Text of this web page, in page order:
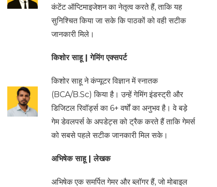
कंटेंट ऑप्टिमाइजेशन का नेतृत्व करते हैं, ताकि यह
सुनिश्चित किया जा सके कि पाठकों को वही सटीक
जानकारी मिले।
किशोर साहू |गेमिंग एक्सपर्ट
किशोर साहू ने कंप्यूटर विज्ञान में स्नातक
(BCA/B.Sc) किया है। उन्हें गेमिंग इंडस्ट्री और
डिजिटल रिवॉर्ड्स का 6+ वर्षों का अनुभव है। वे बड़े
गेम डेवलपर्स के अपडेट्स को ट्रैक करते हैं ताकि गेमर्स
को सबसे पहले सटीक जानकारी मिल सके।
अभिषेक साहू | लेखक
अभिषेक एक समर्पित गेमर और ब्लॉगर हैं, जो मोबाइल